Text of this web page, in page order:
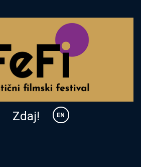
Zdaj! EN